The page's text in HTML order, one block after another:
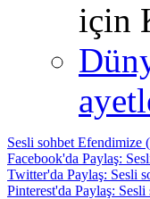
için
Sesli sohbet Efendimize
Facebook'da Paylaş:
Twitter'da Paylaş: Sesli
Pinterest'da Paylaş: